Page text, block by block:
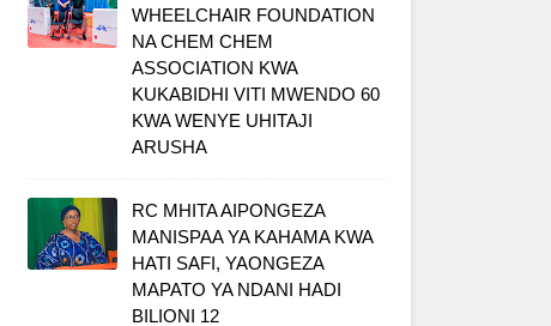
WHEELCHAIR FOUNDATION
NA CHEM CHEM
ASSOCIATION KWA
KUKABIDHI VITI MWENDO 60
KWA WENYE UHITAJI
ARUSHA
RC MHITA AIPONGEZA
MANISPAA YA KAHAMA KWA
HATI SAFI, YAONGEZA
MAPATO YA NDANI HADI
BILIONI 12